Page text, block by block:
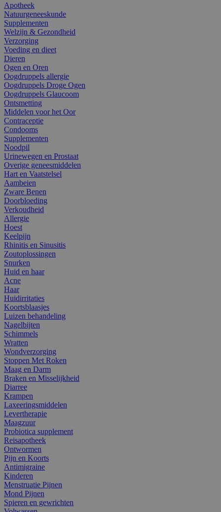
Apotheek
Natuurgeneeskunde
Supplementen
Welzijn & Gezondheid
Verzorging
Voeding en dieet
Dieren
Ogen en Oren
Oogdruppels allergie
Oogdruppels Droge Ogen
Oogdruppels Glaucoom
Ontsmetting
Middelen voor het Oor
Contraceptie
Condooms
Supplementen
Noodpil
Urinewegen en Prostaat
Overige geneesmiddelen
Hart en Vaatstelsel
Aambeien
Zware Benen
Doorbloeding
Verkoudheid
Allergie
Hoest
Keelpijn
Rhinitis en Sinusitis
Zoutoplossingen
Snurken
Huid en haar
Acne
Haar
Huidirritaties
Koortsblaasjes
Luizen behandeling
Nagelbijten
Schimmels
Wratten
Wondverzorging
Stoppen Met Roken
Maag en Darm
Braken en Misselijkheid
Diarree
Krampen
Laxeeringsmiddelen
Levertherapie
Maagzuur
Probiotica supplement
Reisapotheek
Ontwormen
Pijn en Koorts
Antimigraine
Kinderen
Menstruatie Pijnen
Mond Pijnen
Spieren en gewrichten